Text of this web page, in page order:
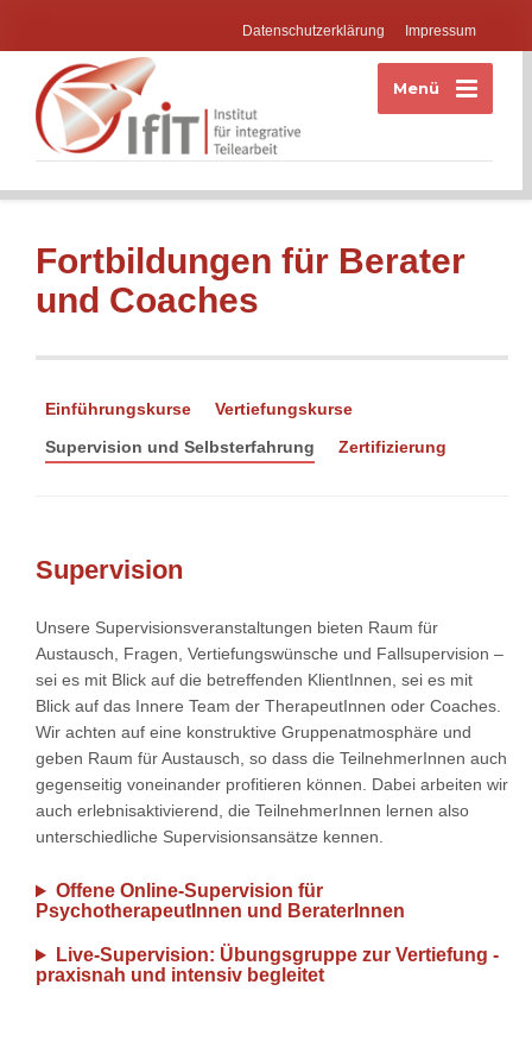
Datenschutzerklärung Impressum
Menü
Fortbildungen für Berater
und Coaches
Einführungskurse
Vertiefungskurse
Supervision und Selbsterfahrung
Zertifizierung
Supervision
Unsere Supervisionsveranstaltungen bieten Raum für
Austausch, Fragen, Vertiefungswünsche und Fallsupervision –
sei es mit Blick auf die betreffenden KlientInnen, sei es mit
Blick auf das Innere Team der TherapeutInnen oder Coaches.
Wir achten auf eine konstruktive Gruppenatmosphäre und
geben Raum für Austausch, so dass die TeilnehmerInnen auch
gegenseitig voneinander profitieren können. Dabei arbeiten wir
auch erlebnisaktivierend, die TeilnehmerInnen lernen also
unterschiedliche Supervisionsansätze kennen.
Offene Online-Supervision für
PsychotherapeutInnen und BeraterInnen
Live-Supervision: Übungsgruppe zur Vertiefung -
praxisnah und intensiv begleitet